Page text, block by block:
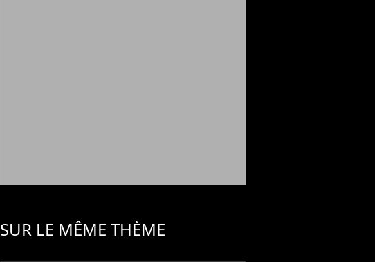
SUR LE MÊME THÈME